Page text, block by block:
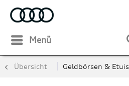
Menü
Übersicht Geldbörsen & Etuis